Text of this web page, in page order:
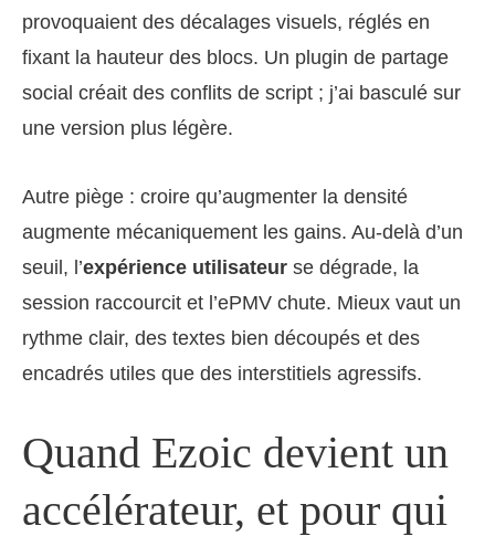
provoquaient des décalages visuels, réglés en
fixant la hauteur des blocs. Un plugin de partage
social créait des conflits de script ; j’ai basculé sur
une version plus légère.
Autre piège : croire qu’augmenter la densité
augmente mécaniquement les gains. Au-delà d’un
seuil, l’expérience utilisateur se dégrade, la
session raccourcit et l’ePMV chute. Mieux vaut un
rythme clair, des textes bien découpés et des
encadrés utiles que des interstitiels agressifs.
Quand Ezoic devient un
accélérateur, et pour qui